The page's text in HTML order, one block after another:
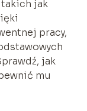
jak
pracy,
jak
mu